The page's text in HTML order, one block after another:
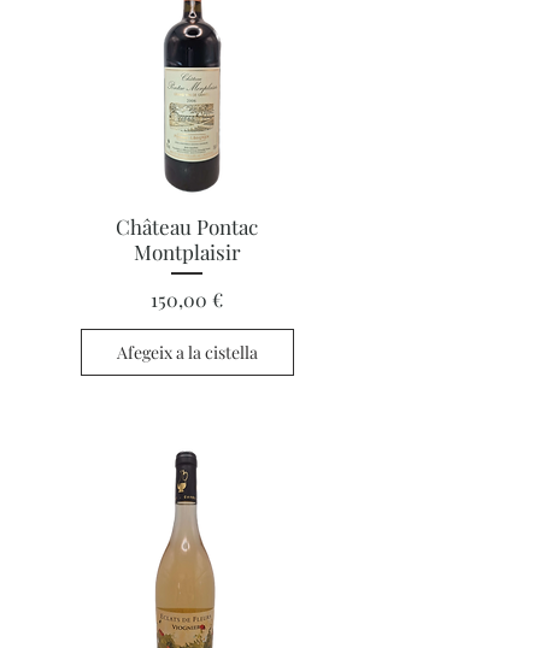
Visualització ràpida
Château Pontac
Montplaisir
Preu
150,00 €
Afegeix a la cistella